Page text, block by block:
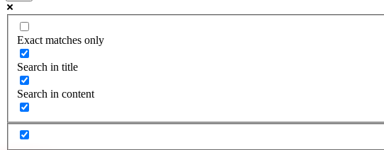
Exact matches only
Search in title
Search in content